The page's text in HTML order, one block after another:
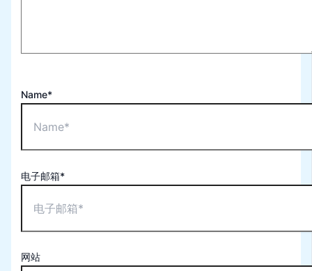
Name*
电子邮箱*
网站